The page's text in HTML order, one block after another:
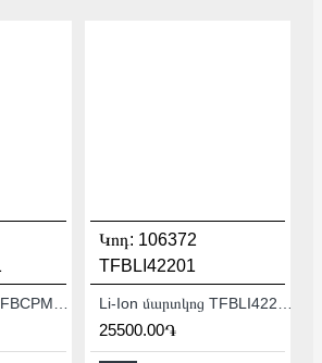
Կոդ: 106372
TFBLI42201
25500.00֏